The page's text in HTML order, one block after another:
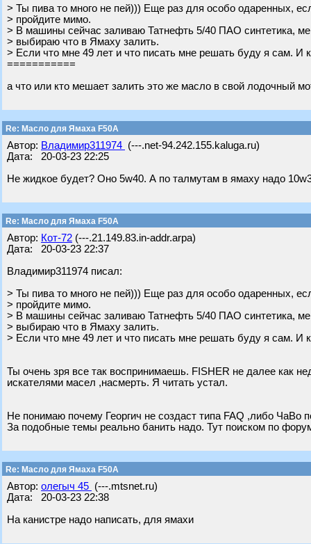
> Ты пива то много не пей))) Еще раз для особо одаренных,
> пройдите мимо.
> В машины сейчас заливаю Татнефть 5/40 ПАО синтетика,
> выбираю что в Ямаху залить.
> Если что мне 49 лет и что писать мне решать буду я сам. И
===========
а что или кто мешает залить это же масло в свой лодочный
Re: Масло для Ямаха F50A
Автор: Владимир311974 (---.net-94.242.155.kaluga.ru)
Дата: 20-03-23 22:25
Не жидкое будет? Оно 5w40. А по талмутам в ямаху надо
Re: Масло для Ямаха F50A
Автор: Кот-72 (---.21.149.83.in-addr.arpa)
Дата: 20-03-23 22:37
Владимир311974 писал:
> Ты пива то много не пей))) Еще раз для особо одаренных,
> пройдите мимо.
> В машины сейчас заливаю Татнефть 5/40 ПАО синтетика,
> выбираю что в Ямаху залить.
> Если что мне 49 лет и что писать мне решать буду я сам. И
Ты очень зря все так воспринимаешь. FISHER не далее как
искателями масел ,насмерть. Я читать устал.
Не понимаю почему Георгич не создаст типа FAQ ,либо ЧаВо
За подобные темы реально банить надо. Тут поиском по
Re: Масло для Ямаха F50A
Автор: олегыч 45 (---.mtsnet.ru)
Дата: 20-03-23 22:38
На канистре надо написать, для ямахи